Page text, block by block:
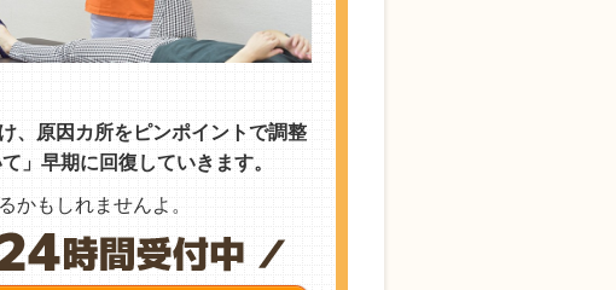
、原因カ所をピンポイントで調整
」早期に回復していきます。
かもしれませんよ。